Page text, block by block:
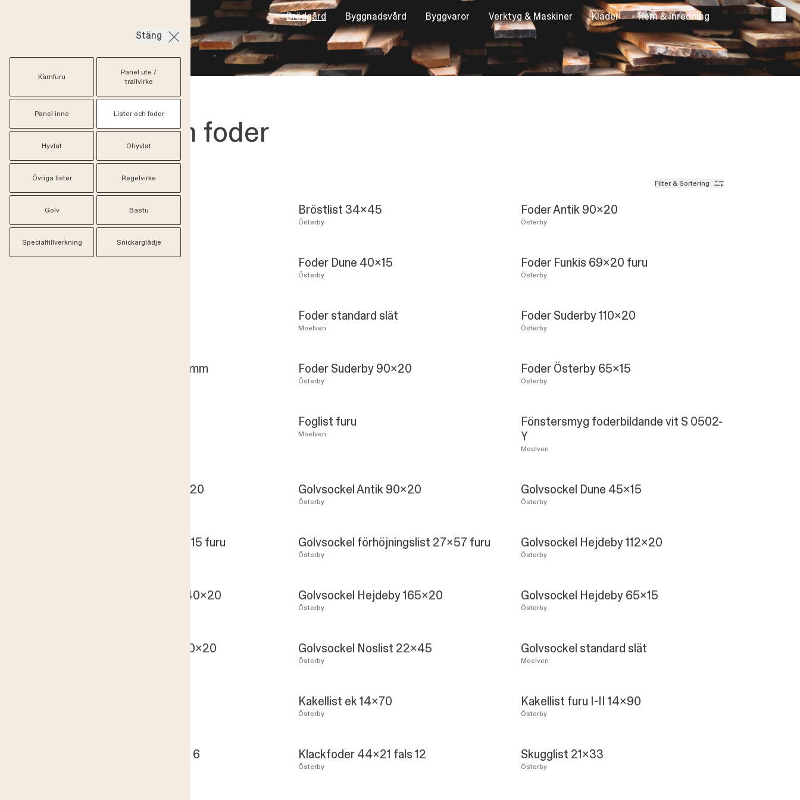
Brädgård Byggnadsvård Byggvaror Verktyg & Maskiner Kläder
Hem & Inredning
Stäng
Kärnfuru
Panel ute /
trallvirke
Panel inne Lister och foder
Hyvlat Ohyvlat
Övriga lister Regelvirke
Golv Bastu
Specialtillverkning Snickarglädje
Lister och foder
Lister och foder
Filter & Sortering
Bröstlist 20x55
Österby
Bröstlist 34x45
Österby
Foder Antik 90x20
Österby
Foder Bjärges 63x15 Foder Dune 40x15
Österby
Foder Funkis 69x20 furu
Österby
Foder standard slät
Moelven
Foder Suderby 110x20
Österby
Foder Suderby 65x15 mm Foder Suderby 90x20
Österby
Foder Österby 65x15
Österby
Foglist furu
Moelven
Fönstersmyg foderbildande vit S 0502-
Y
Moelven
Golvsockel Antik 140x20 Golvsockel Antik 90x20
Österby
Golvsockel Dune 45x15
Österby
Golvsockel Funkis 80x15 furu Golvsockel förhöjningslist 27x57 furu
Österby
Golvsockel Hejdeby 112x20
Österby
Golvsockel Hejdeby 140x20 Golvsockel Hejdeby 165x20
Österby
Golvsockel Hejdeby 65x15
Österby
Golvsockel Hejdeby 90x20 Golvsockel Noslist 22x45
Österby
Golvsockel standard slät
Moelven
Kakellist ek 14x70
Österby
Kakellist furu I-II 14x90
Österby
Klackfoder 44x15 fals 6 Klackfoder 44x21 fals 12
Österby
Skugglist 21x33
Österby